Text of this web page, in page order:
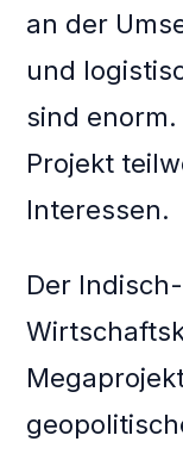
an der
und
sind
Projekt
Interessen.
Der